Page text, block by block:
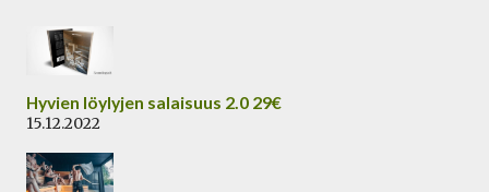
sisältöön
Hyvien löylyjen salaisuus 2.0 29€
15.12.2022